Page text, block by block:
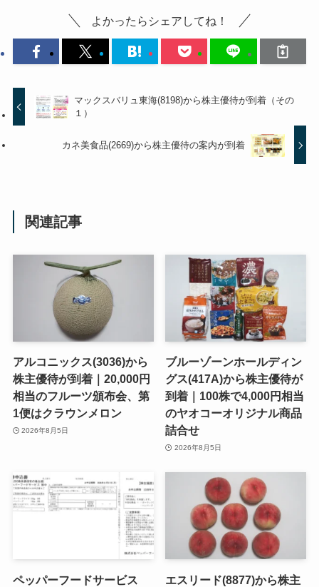
よかったらシェアしてね！
マックスバリュ東海(8198)から株主優待が到着（その
１）
カネ美食品(2669)から株主優待の案内が到着
関連記事
アルコニックス(3036)から
株主優待が到着｜20,000円
相当のフルーツ頒布会、第
1便はクラウンメロン
2026年8月5日
ブルーゾーンホールディン
グス(417A)から株主優待が
到着｜100株で4,000円相当
のヤオコーオリジナル商品
詰合せ
2026年8月5日
ペッパーフードサービス
エスリード(8877)から株主